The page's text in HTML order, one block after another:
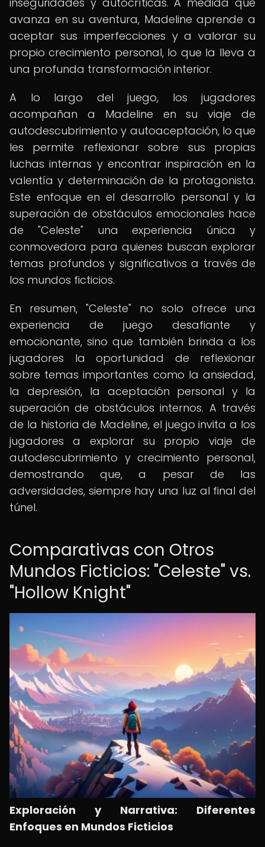
avanza en su aventura, Madeline aprende a
aceptar sus imperfecciones y a valorar su
propio crecimiento personal, lo que la lleva a
una profunda transformación interior.
A lo largo del juego, los jugadores
acompañan a Madeline en su viaje de
autodescubrimiento y autoaceptación, lo que
les permite reflexionar sobre sus propias
luchas internas y encontrar inspiración en la
valentía y determinación de la protagonista.
Este enfoque en el desarrollo personal y la
superación de obstáculos emocionales hace
de "Celeste" una experiencia única y
conmovedora para quienes buscan explorar
temas profundos y significativos a través de
los mundos ficticios.
En resumen, "Celeste" no solo ofrece una
experiencia de juego desafiante y
emocionante, sino que también brinda a los
jugadores la oportunidad de reflexionar
sobre temas importantes como la ansiedad,
la depresión, la aceptación personal y la
superación de obstáculos internos. A través
de la historia de Madeline, el juego invita a los
jugadores a explorar su propio viaje de
autodescubrimiento y crecimiento personal,
demostrando que, a pesar de las
adversidades, siempre hay una luz al final del
túnel.
Comparativas con Otros
Mundos Ficticios: "Celeste" vs.
"Hollow Knight"
Exploración y Narrativa: Diferentes
Enfoques en Mundos Ficticios